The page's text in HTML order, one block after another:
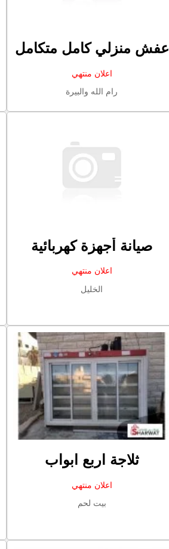
عفش منزلي كامل متكامل
اعلان منتهي
رام الله والبيرة
صيانة أجهزة كهربائية
اعلان منتهي
الخليل
ثلاجة اربع ابواب
اعلان منتهي
بيت لحم